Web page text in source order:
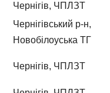
Чернігів, ЧПЛЗТ
Чернігівський р-н,
Новобілоуська ТГ
Чернігів, ЧПЛЗТ